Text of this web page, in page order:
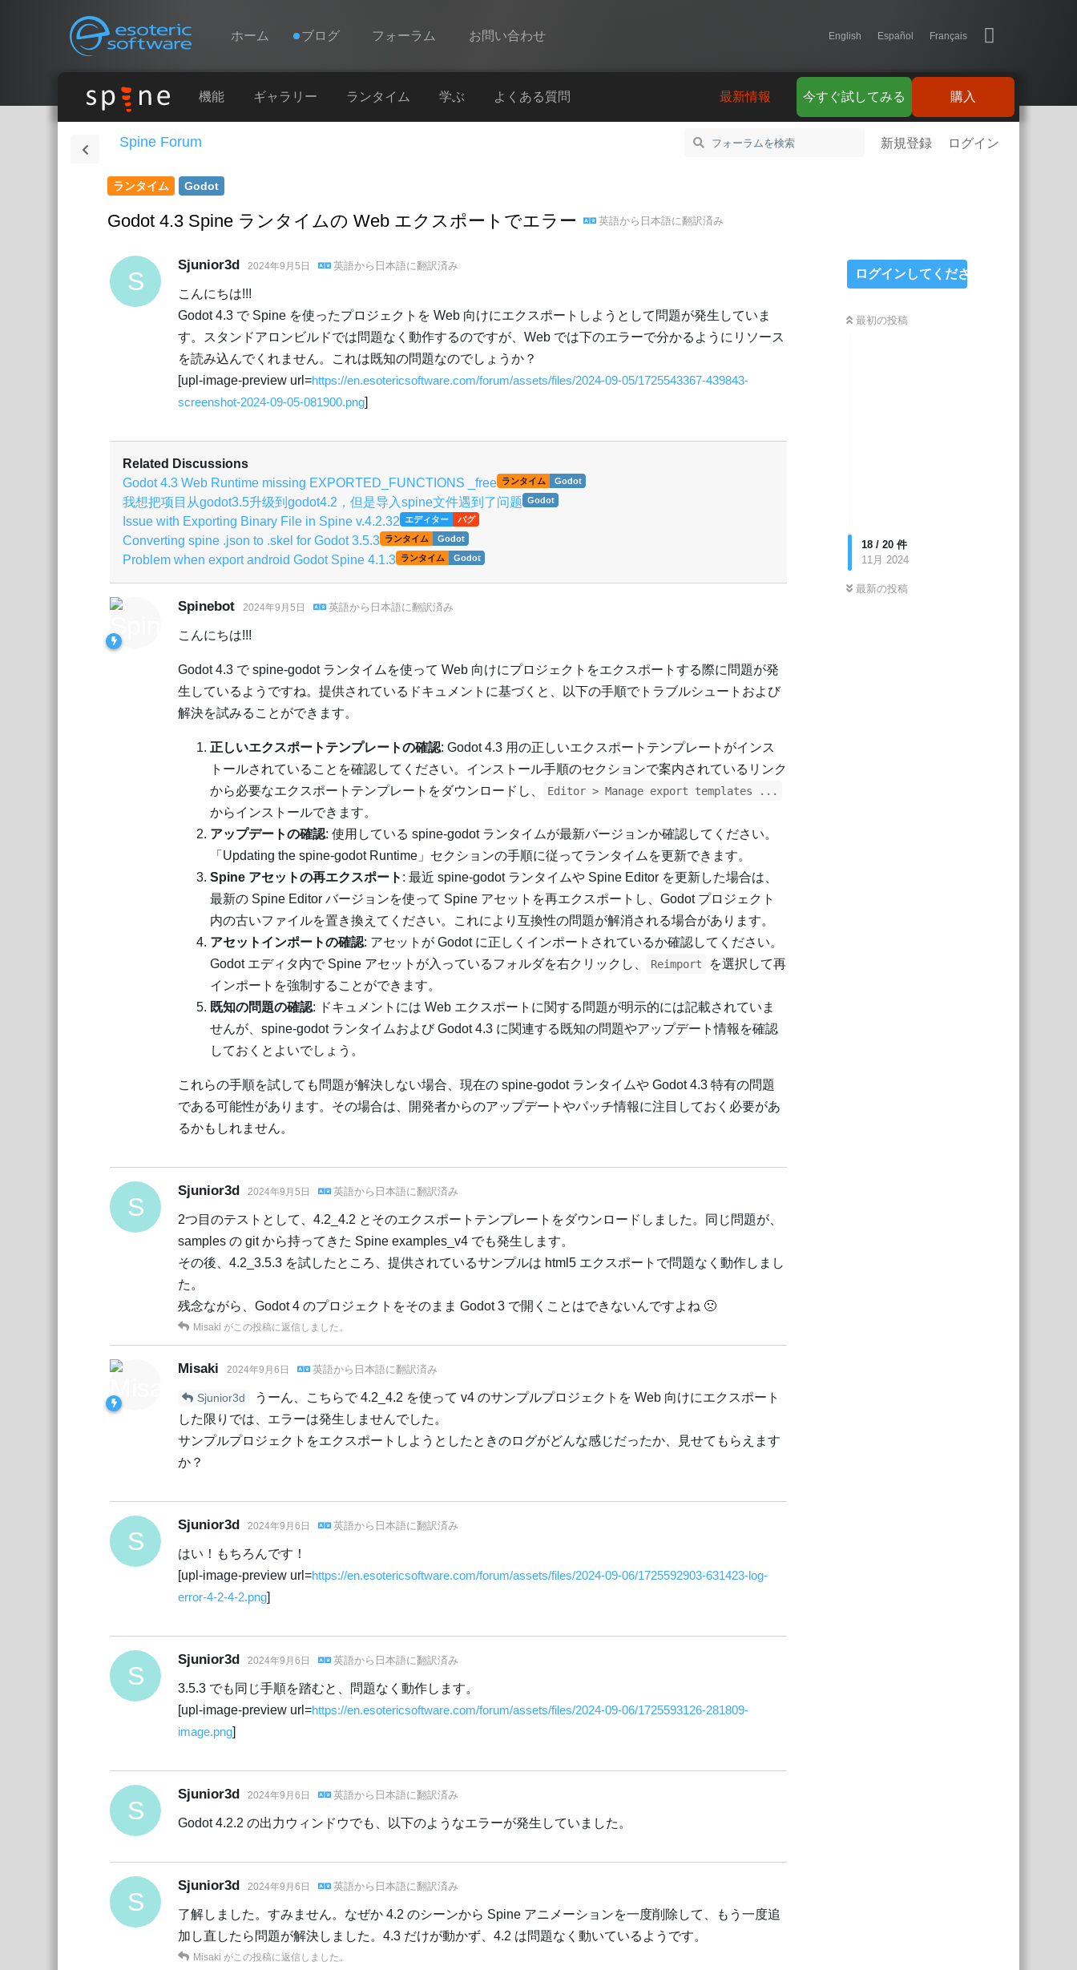
Esoteric Software
Navigation ホーム ブログ フォーラム お問い合わせ English Español Français
Spine
学ぶ
購入
機能 ギャラリー ランタイム 学ぶ よくある質問 購入
今すぐ試してみる
最新情報
Spine Forum 新規登録 ログイン
ランタイム Godot
Godot 4.3 Spine ランタイムの Web エクスポートでエラー 英語から 日本語に翻訳済み
ログインしてください
最初の投稿
18 / 20 件
11月 2024
最新の投稿
S
Sjunior3d 2024年9月5日 英語から 日本語に翻訳済み
こんにちは!!!
Godot 4.3 で Spine を使ったプロジェクトを Web 向けにエクスポートしようとして問題が発生していま
す。スタンドアロンビルドでは問題なく動作するのですが、Web では下のエラーで分かるようにリソース
を読み込んでくれません。これは既知の問題なのでしょうか？
[upl-image-preview url=https://en.esotericsoftware.com/forum/assets/files/2024-09-05/1725543367-439843-
screenshot-2024-09-05-081900.png]
Related Discussions
Godot 4.3 Web Runtime missing EXPORTED_FUNCTIONS _free ランタイム Godot
我想把项目从godot3.5升级到godot4.2，但是导入spine文件遇到了问题 Godot
Issue with Exporting Binary File in Spine v.4.2.32 エディター バグ
Converting spine .json to .skel for Godot 3.5.3 ランタイム Godot
Problem when export android Godot Spine 4.1.3 ランタイム Godot
Spinebot 2024年9月5日 英語から 日本語に翻訳済み
こんにちは!!!
Godot 4.3 で spine-godot ランタイムを使って Web 向けにプロジェクトをエクスポートする際に問題が発
生しているようですね。提供されているドキュメントに基づくと、以下の手順でトラブルシュートおよび
解決を試みることができます。
正しいエクスポートテンプレートの確認: Godot 4.3 用の正しいエクスポートテンプレートがインス
トールされていることを確認してください。インストール手順のセクションで案内されているリンク
から必要なエクスポートテンプレートをダウンロードし、
Editor > Manage export templates ...
からインストールできます。
アップデートの確認: 使用している spine-godot ランタイムが最新バージョンか確認してください。
「Updating the spine-godot Runtime」セクションの手順に従ってランタイムを更新できます。
Spine アセットの再エクスポート : 最近 spine-godot ランタイムや Spine Editor を更新した場合は、
最新の Spine Editor バージョンを使って Spine アセットを再エクスポートし、Godot プロジェクト
内の古いファイルを置き換えてください。これにより互換性の問題が解消される場合があります。
アセットインポートの確認: アセットが Godot に正しくインポートされているか確認してください。
Godot エディタ内で Spine アセットが入っているフォルダを右クリックし、
Reimport
を選択して再
インポートを強制することができます。
既知の問題の確認: ドキュメントには Web エクスポートに関する問題が明示的には記載されていま
せんが、spine-godot ランタイムおよび Godot 4.3 に関連する既知の問題やアップデート情報を確認
しておくとよいでしょう。
これらの手順を試しても問題が解決しない場合、現在の spine-godot ランタイムや Godot 4.3 特有の問題
である可能性があります。その場合は、開発者からのアップデートやパッチ情報に注目しておく必要があ
るかもしれません。
S
Sjunior3d 2024年9月5日 英語から 日本語に翻訳済み
2つ目のテストとして、4.2_4.2 とそのエクスポートテンプレートをダウンロードしました。同じ問題が、
samples の git から持ってきた Spine examples_v4 でも発生します。
その後、4.2_3.5.3 を試したところ、提供されているサンプルは html5 エクスポートで問題なく動作しまし
た。
残念ながら、Godot 4 のプロジェクトをそのまま Godot 3 で開くことはできないんですよね 🙁
Misaki がこの投稿に返信しました。
Misaki 2024年9月6日 英語から 日本語に翻訳済み
Sjunior3d
うーん、こちらで 4.2_4.2 を使って v4 のサンプルプロジェクトを Web 向けにエクスポート
した限りでは、エラーは発生しませんでした。
サンプルプロジェクトをエクスポートしようとしたときのログがどんな感じだったか、見せてもらえます
か？
S
Sjunior3d 2024年9月6日 英語から 日本語に翻訳済み
はい！もちろんです！
[upl-image-preview url=https://en.esotericsoftware.com/forum/assets/files/2024-09-06/1725592903-631423-log-
error-4-2-4-2.png]
S
Sjunior3d 2024年9月6日 英語から 日本語に翻訳済み
3.5.3 でも同じ手順を踏むと、問題なく動作します。
[upl-image-preview url=https://en.esotericsoftware.com/forum/assets/files/2024-09-06/1725593126-281809-
image.png]
S
Sjunior3d 2024年9月6日 英語から 日本語に翻訳済み
Godot 4.2.2 の出力ウィンドウでも、以下のようなエラーが発生していました。
S
Sjunior3d 2024年9月6日 英語から 日本語に翻訳済み
了解しました。すみません。なぜか 4.2 のシーンから Spine アニメーションを一度削除して、もう一度追
加し直したら問題が解決しました。4.3 だけが動かず、4.2 は問題なく動いているようです。
Misaki がこの投稿に返信しました。